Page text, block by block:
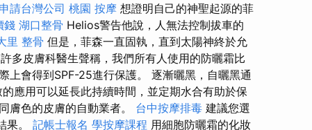
申請台灣公司 桃園 按摩 想證明自己的神聖起源的菲
錢 湖口整骨 Helios警告他說，人無法控制拔車的
里 整骨 但是，菲森一直固執，直到太陽神終於允
多皮膚科醫生聲稱，我們所有人使用的防曬霜比
上會得到SPF-25進行保護。 逐漸曬黑，自曬黑通
的應用可以延長此持續時間，並定期水合有助於保
膚色的皮膚的自動業者。 台中按摩排毒 建議您選
果。 記帳士報名 學按摩課程 用細胞防曬霜的化妝